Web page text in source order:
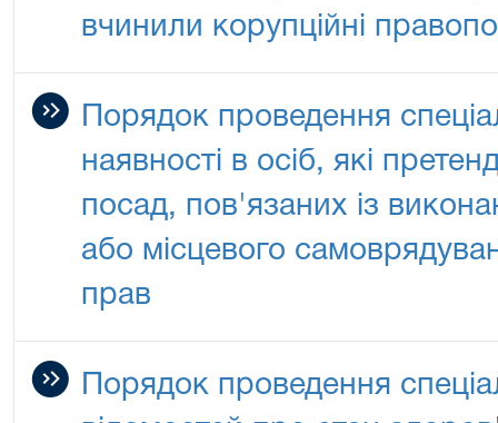
вчинили корупційні
Порядок проведення
наявності в осіб, які
посад, пов'язаних із
або місцевого
прав
Порядок проведення